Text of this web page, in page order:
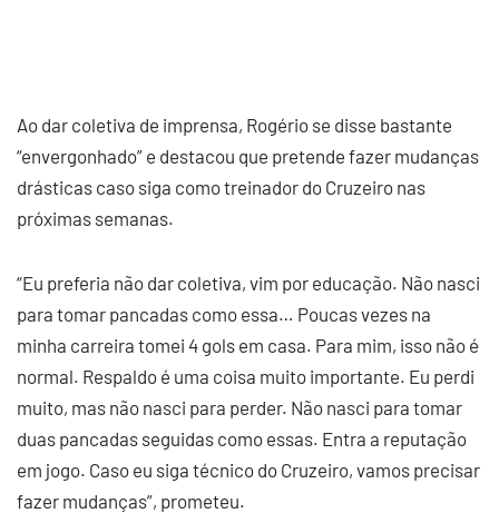
Ao dar coletiva de imprensa, Rogério se disse bastante
“envergonhado” e destacou que pretende fazer mudanças
drásticas caso siga como treinador do Cruzeiro nas
próximas semanas.
“Eu preferia não dar coletiva, vim por educação. Não nasci
para tomar pancadas como essa… Poucas vezes na
minha carreira tomei 4 gols em casa. Para mim, isso não é
normal. Respaldo é uma coisa muito importante. Eu perdi
muito, mas não nasci para perder. Não nasci para tomar
duas pancadas seguidas como essas. Entra a reputação
em jogo. Caso eu siga técnico do Cruzeiro, vamos precisar
fazer mudanças”, prometeu.